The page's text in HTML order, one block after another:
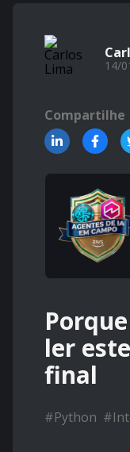
14/
Compartilhe
ler
final
#Python #